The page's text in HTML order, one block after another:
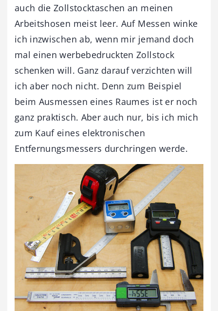
auch die Zollstocktaschen an meinen
Arbeitshosen meist leer. Auf Messen winke
ich inzwischen ab, wenn mir jemand doch
mal einen werbebedruckten Zollstock
schenken will. Ganz darauf verzichten will
ich aber noch nicht. Denn zum Beispiel
beim Ausmessen eines Raumes ist er noch
ganz praktisch. Aber auch nur, bis ich mich
zum Kauf eines elektronischen
Entfernungsmessers durchringen werde.